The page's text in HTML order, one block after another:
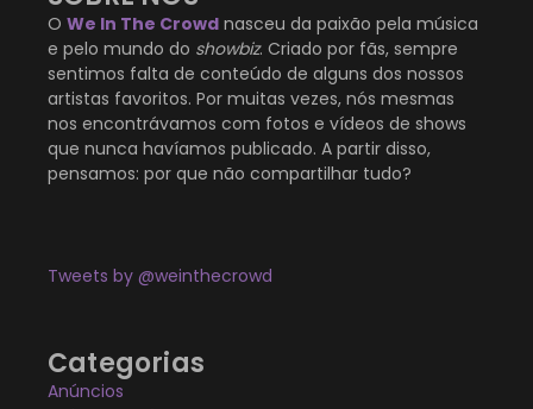
O We In The Crowd nasceu da paixão pela música
e pelo mundo do showbiz. Criado por fãs, sempre
sentimos falta de conteúdo de alguns dos nossos
artistas favoritos. Por muitas vezes, nós mesmas
nos encontrávamos com fotos e vídeos de shows
que nunca havíamos publicado. A partir disso,
pensamos: por que não compartilhar tudo?
Tweets by @weinthecrowd
Categorias
Anúncios